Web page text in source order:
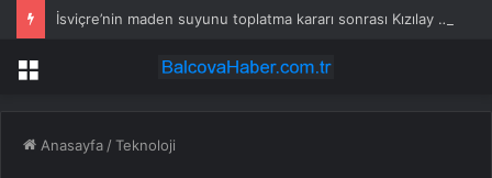
İsviçre’nin maden suyunu toplatma kararı sonrası Kızılay sessizliğini bozdu
Menü
Anasayfa /Teknoloji